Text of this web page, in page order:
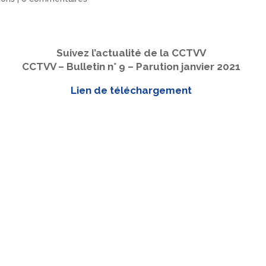
Suivez l’actualité de la CCTVV
CCTVV – Bulletin n° 9 – Parution janvier 2021
Lien de téléchargement